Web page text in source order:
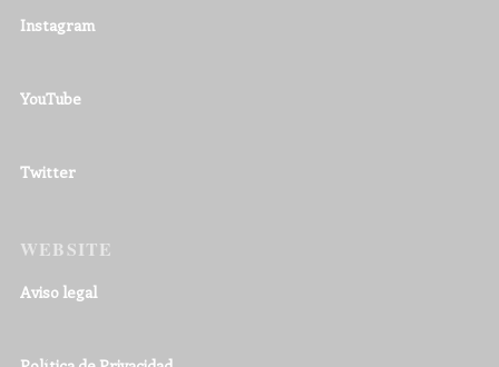
Instagram
YouTube
Twitter
WEBSITE
Aviso legal